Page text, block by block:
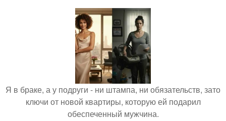
Я в браке, а у подруги - ни штампа, ни обязательств, зато
ключи от новой квартиры, которую ей подарил
обеспеченный мужчина.